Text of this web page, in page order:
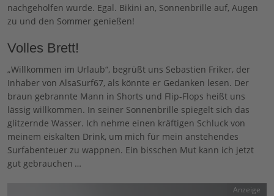
nachgeholfen wurde. Egal. Bikini an, Sonnenbrille auf, Augen
zu und den Sommer genießen!
Volles Brett!
„Willkommen im Urlaub“, begrüßt uns Sebastien Friker, der
Inhaber von AlsaSurf67, als könnte er Gedanken lesen. Der
braun gebrannte Mann in Shorts und Flip-Flops heißt uns
lässig willkommen. In seiner Sonnenbrille spiegelt sich das
glitzernde Wasser. Ich nehme einen kräftigen Schluck von
meinem eiskalten Drink, um mich für mein anstehendes
Surfabenteuer zu wappnen. Ein bisschen Mut kann ich jetzt
gut gebrauchen …
Anzeige